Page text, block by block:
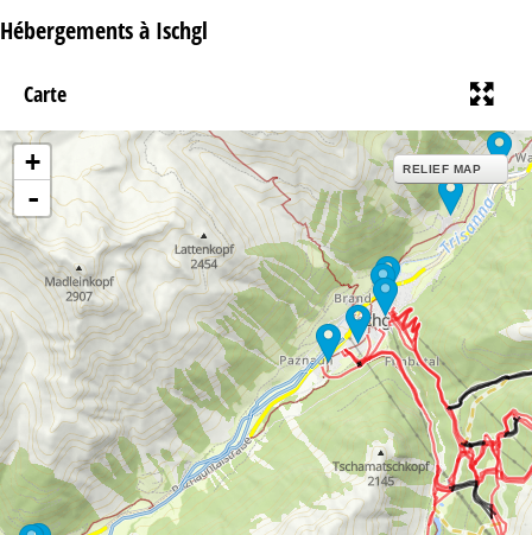
Hébergements à Ischgl
Carte
+
-
RELIEF MAP